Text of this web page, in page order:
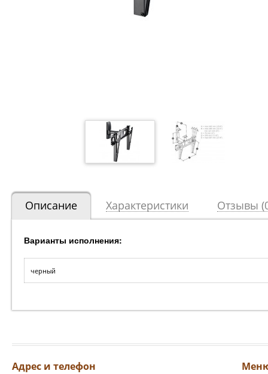
Описание Характеристики Отзывы
Варианты исполнения:
черный
Адрес и телефон